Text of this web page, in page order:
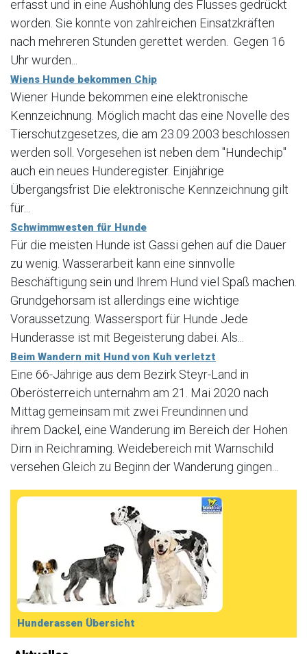
erfasst und in eine Aushöhlung des Flusses gedrückt
worden. Sie konnte von zahlreichen Einsatzkräften
nach mehreren Stunden gerettet werden. Gegen 16
Uhr wurden...
Wiens Hunde bekommen Chip
Wiener Hunde bekommen eine elektronische
Kennzeichnung. Möglich macht das eine Novelle des
Tierschutzgesetzes, die am 23.09.2003 beschlossen
werden soll. Vorgesehen ist neben dem "Hundechip"
auch ein neues Hunderegister. Einjährige
Übergangsfrist Die elektronische Kennzeichnung gilt
für...
Schwimmwesten für Hunde
Für die meisten Hunde ist Gassi gehen auf die Dauer
zu wenig. Wasserarbeit kann eine sinnvolle
Beschäftigung sein und Ihrem Hund viel Spaß machen.
Grundgehorsam ist allerdings eine wichtige
Voraussetzung. Wassersport für Hunde Jede
Hunderasse ist mit Begeisterung dabei. Als...
Beim Wandern mit Hund von Kuh verletzt
Eine 66-Jährige aus dem Bezirk Steyr-Land in
Oberösterreich unternahm am 21. Mai 2020 nach
Mittag gemeinsam mit zwei Freundinnen und
ihrem Dackel, eine Wanderung im Bereich der Hohen
Dirn in Reichraming. Weidebereich mit Warnschild
versehen Gleich zu Beginn der Wanderung gingen...
Hunderassen Übersicht